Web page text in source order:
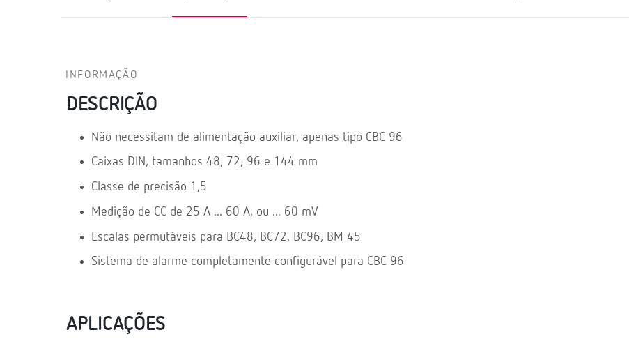
INFORMAÇÃO
DESCRIÇÃO
Não necessitam de alimentação auxiliar, apenas tipo CBC 96
Caixas DIN, tamanhos 48, 72, 96 e 144 mm
Classe de precisão 1,5
Medição de CC de 25 A ... 60 A, ou ... 60 mV
Escalas permutáveis para BC48, BC72, BC96, BM 45
Sistema de alarme completamente configurável para CBC 96
APLICAÇÕES